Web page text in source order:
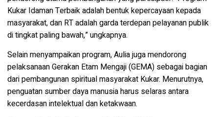
Kukar Idaman Terbaik adalah bentuk kepercayaan kepada
masyarakat, dan RT adalah garda terdepan pelayanan publik
di tingkat paling bawah,” ungkapnya.
Selain menyampaikan program, Aulia juga mendorong
pelaksanaan Gerakan Etam Mengaji (GEMA) sebagai bagian
dari pembangunan spiritual masyarakat Kukar. Menurutnya,
penguatan sumber daya manusia harus selaras antara
kecerdasan intelektual dan ketakwaan.